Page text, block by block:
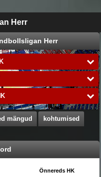
Herr
Herr
mängud kohtumised
Önnereds HK